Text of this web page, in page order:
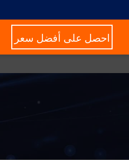
احصل على أفضل سعر